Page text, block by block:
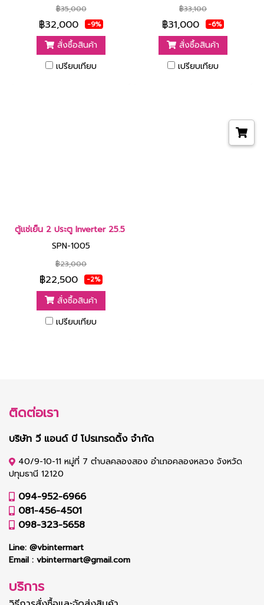
฿35,000
฿32,000 -9%
สั่งซื้อสินค้า
เปรียบเทียบ
฿33,100
฿31,000 -6%
สั่งซื้อสินค้า
เปรียบเทียบ
ตู้แช่เย็น 2 ประตู Inverter 25.5 คิว สีขาว [SPN-1005]
SPN-1005
฿23,000
฿22,500 -2%
สั่งซื้อสินค้า
เปรียบเทียบ
ติดต่อเรา
บริษัท วี แอนด์ บี โปรเทรดดิ้ง จำกัด
40/9-10-11 หมู่ที่ 7 ตำบลคลองสอง อำเภอคลองหลวง จังหวัด
ปทุมธานี 12120
094-952-6966
081-456-4501
098-323-5658
Line: @vbintermart
Email : vbintermart@gmail.com
บริการ